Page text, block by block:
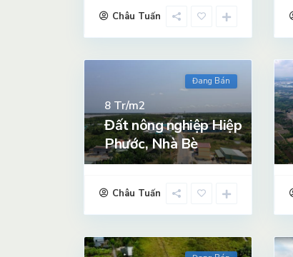
Châu Tuấn
Đang Bán
8 Tr/m2
Đất nông nghiệp Hiệp
Phước, Nhà Bè
Châu Tuấn